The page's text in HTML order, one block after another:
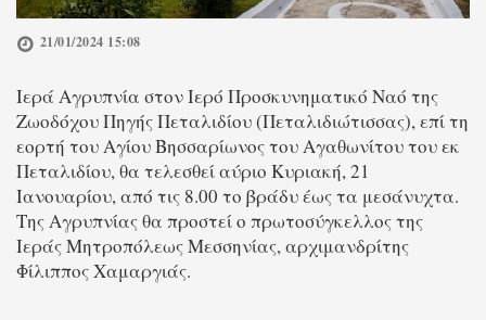
21/01/2024 15:08
Ιερά Αγρυπνία στον Ιερό Προσκυνηματικό Ναό της
Ζωοδόχου Πηγής Πεταλιδίου (Πεταλιδιώτισσας), επί τη
εορτή του Αγίου Βησσαρίωνος του Αγαθωνίτου του εκ
Πεταλιδίου, θα τελεσθεί αύριο Κυριακή, 21
Ιανουαρίου, από τις 8.00 το βράδυ έως τα μεσάνυχτα.
Της Αγρυπνίας θα προστεί ο πρωτοσύγκελλος της
Ιεράς Μητροπόλεως Μεσσηνίας, αρχιμανδρίτης
Φίλιππος Χαμαργιάς.